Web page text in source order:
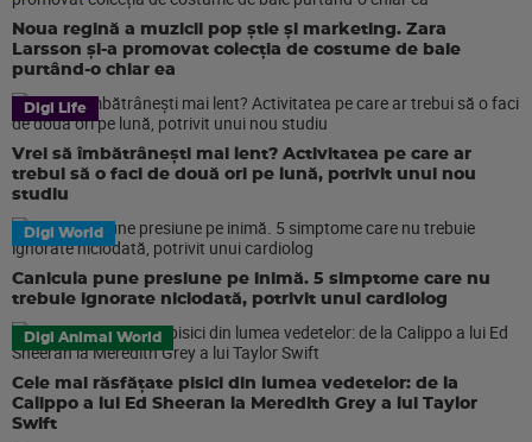
Noua regină a muzicii pop știe și marketing. Zara
Larsson și-a promovat colecția de costume de baie
purtând-o chiar ea
Digi Life
Vrei să îmbătrânești mai lent? Activitatea pe care ar
trebui să o faci de două ori pe lună, potrivit unui nou
studiu
Digi World
Canicula pune presiune pe inimă. 5 simptome care nu
trebuie ignorate niciodată, potrivit unui cardiolog
Digi Animal World
Cele mai răsfățate pisici din lumea vedetelor: de la
Calippo a lui Ed Sheeran la Meredith Grey a lui Taylor
Swift